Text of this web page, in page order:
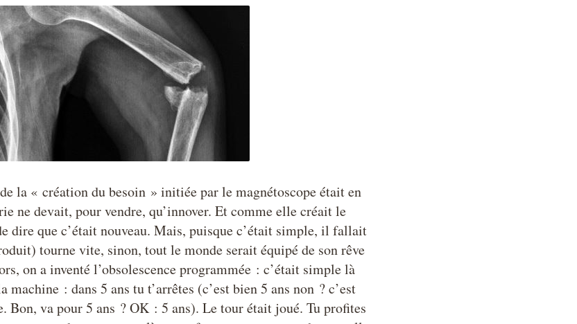
la « création du besoin » initiée par le magnétoscope était en
ne devait, pour vendre, qu’innover. Et comme elle créait le
dire que c’était nouveau. Mais, puisque c’était simple, il fallait
tourne vite, sinon, tout le monde serait équipé de son rêve
on a inventé l’obsolescence programmée : c’était simple là
: dans 5 ans tu t’arrêtes (c’est bien 5 ans non ? c’est
Bon, va pour 5 ans ? OK : 5 ans). Le tour était joué. Tu profites